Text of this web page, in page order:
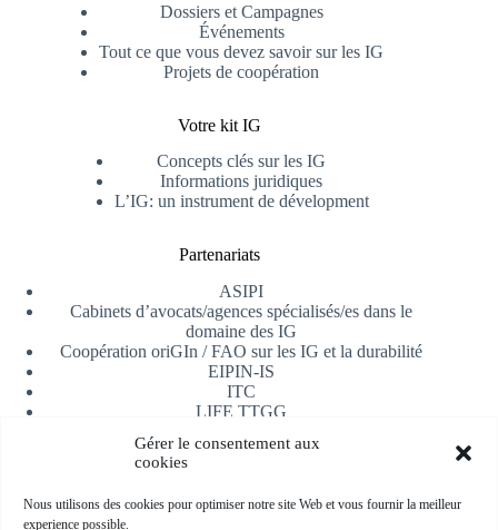
Gérer le consentement aux
cookies
Nous utilisons des cookies pour optimiser notre site Web et vous fournir la meilleur
experience possible.
Dossiers et Campagnes
Événements
Tout ce que vous devez savoir sur les IG
Projets de coopération
Votre kit IG
Concepts clés sur les IG
Informations juridiques
L’IG: un instrument de dévelopment
Partenariats
ASIPI
Cabinets d’avocats/agences spécialisés/es dans le
domaine des IG
Coopération oriGIn / FAO sur les IG et la durabilité
EIPIN-IS
ITC
LIFE TTGG
AfrIPI
Recevoir notre newsletter